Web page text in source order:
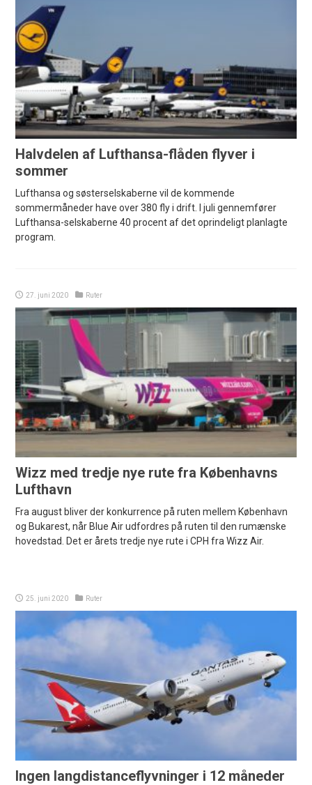
Halvdelen af Lufthansa-flåden flyver i
sommer
Lufthansa og søsterselskaberne vil de kommende
sommermåneder have over 380 fly i drift. I juli gennemfører
Lufthansa-selskaberne 40 procent af det oprindeligt planlagte
program.
27. juni 2020 Ruter
Wizz med tredje nye rute fra Københavns
Lufthavn
Fra august bliver der konkurrence på ruten mellem København
og Bukarest, når Blue Air udfordres på ruten til den rumænske
hovedstad. Det er årets tredje nye rute i CPH fra Wizz Air.
25. juni 2020 Ruter
Ingen langdistanceflyvninger i 12 måneder